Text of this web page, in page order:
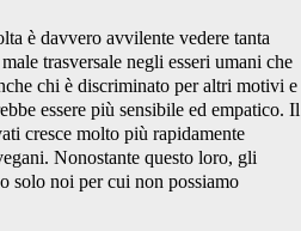
è davvero avvilente vedere tanta
trasversale negli esseri umani che
chi è discriminato per altri motivi e
essere più sensibile ed empatico. Il
cresce molto più rapidamente
Nonostante questo loro, gli
solo noi per cui non possiamo